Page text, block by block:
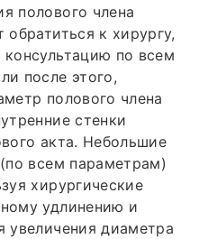
полового члена
к хирургу,
по всем
после этого,
полового члена
стенки
акта. Небольшие
всем параметрам)
хирургические
удлинению и
диаметра